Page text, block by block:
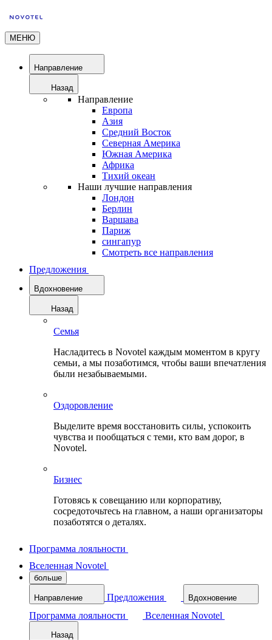
МЕНЮ
Направление
Назад
Направление
Европа
Азия
Средний Восток
Северная Америка
Южная Америка
Африка
Тихий океан
Наши лучшие направления
Лондон
Берлин
Варшава
Париж
сингапур
Смотреть все направления
Предложения
Вдохновение
Назад
Семья
Насладитесь в Novotel каждым моментом в кругу
семьи, а мы позаботимся, чтобы ваши впечатления
были незабываемыми.
Оздоровление
Выделите время восстановить силы, успокоить
чувства и пообщаться с теми, кто вам дорог, в
Novotel.
Бизнес
Готовясь к совещанию или корпоративу,
сосредоточьтесь на главном, а наши организаторы
позаботятся о деталях.
Программа лояльности
Вселенная Novotel
больше
Направление Предложения Вдохновение
Программа лояльности Вселенная Novotel
Назад